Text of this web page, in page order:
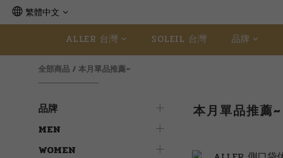
繁體中文
ALLER 台灣 SOLEIL 台灣 品牌
全部商品 / 本月單品推薦~
品牌
MEN
WOMEN
本月單品推薦~